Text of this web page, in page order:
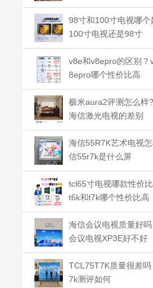
视
98寸和100寸电视哪个
100寸电视还是98寸
v8e和v8epro的区别？
8epro哪个性价比高
极米aura2评测怎么样
海信激光电视的差别
海信55R7K艺术电视
信55r7k是什么屏
tcl65寸电视哪款性价
t6k和t7k哪个性价比高
海信会议电视质量好
会议电视XP3E好不好
TCL75T7K质量很差
7k测评如何